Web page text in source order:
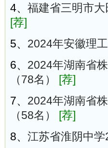
4、 福建省三明市
[荐]
5、 2024年安徽理
6、 2024年湖南省
（78名）
[荐]
7、 2024年湖南省
（58名）
[荐]
8、 江苏省淮阴中